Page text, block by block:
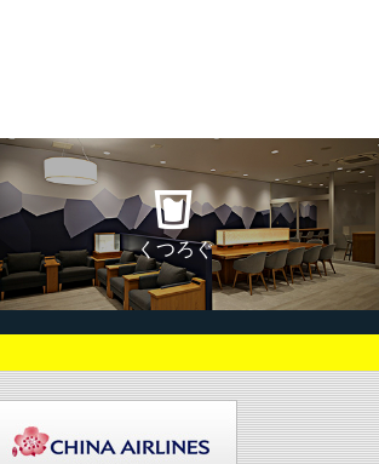
くつろぐ